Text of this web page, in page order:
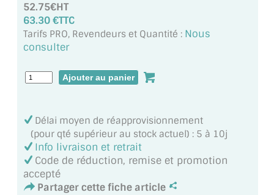
MIROIR ENCADRÉ
MIROIR TV
VERRE SUR MESURE
VERRE TREMPÉ (SÉCURIT)
PAROI DE DOUCHE
VERRE FEUILLETÉ
52.75€HT
63.30 €TTC
Tarifs PRO, Revendeurs et Quantité : Nous
consulter
Délai moyen de réapprovisionnement
(pour qté supérieur au stock actuel) : 5 à 10j
Info livraison et retrait
Code de réduction, remise et promotion
accepté
Partager cette fiche article